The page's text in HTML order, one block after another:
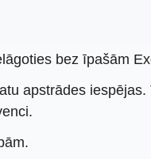
bez īpašām
apstrādes